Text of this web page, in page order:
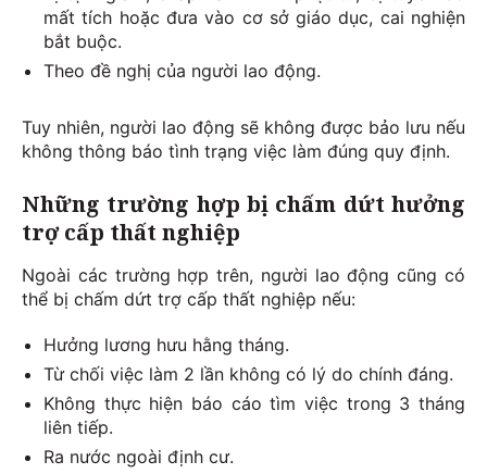
mất tích hoặc đưa vào cơ sở giáo dục, cai nghiện
bắt buộc.
Theo đề nghị của người lao động.
Tuy nhiên, người lao động sẽ không được bảo lưu nếu
không thông báo tình trạng việc làm đúng quy định.
Những trường hợp bị chấm dứt hưởng
trợ cấp thất nghiệp
Ngoài các trường hợp trên, người lao động cũng có
thể bị chấm dứt trợ cấp thất nghiệp nếu:
Hưởng lương hưu hằng tháng.
Từ chối việc làm 2 lần không có lý do chính đáng.
Không thực hiện báo cáo tìm việc trong 3 tháng
liên tiếp.
Ra nước ngoài định cư.